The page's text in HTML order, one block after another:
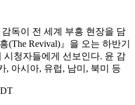
독이 전 세계 부흥 현장을 담
(The Revival)』을 오는 하반기
시청자들에게 선보인다. 윤 감
, 아시아, 유럽, 남미, 북미 등